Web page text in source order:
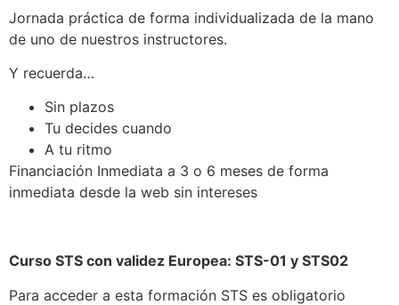
Jornada práctica de forma individualizada de la mano
de uno de nuestros instructores.
Y recuerda…
Sin plazos
Tu decides cuando
A tu ritmo
Financiación Inmediata a 3 o 6 meses de forma
inmediata desde la web sin intereses
Curso STS con validez Europea: STS-01 y STS02
Para acceder a esta formación STS es obligatorio